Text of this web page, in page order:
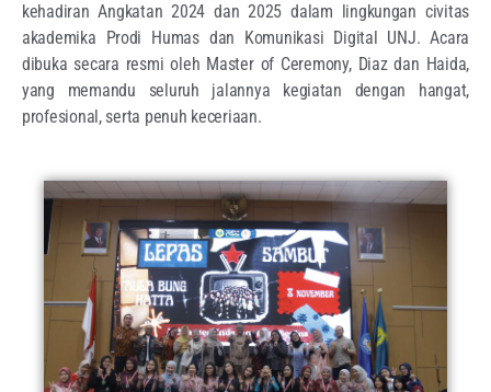
kehadiran Angkatan 2024 dan 2025 dalam lingkungan civitas
akademika Prodi Humas dan Komunikasi Digital UNJ. Acara
dibuka secara resmi oleh Master of Ceremony, Diaz dan Haida,
yang memandu seluruh jalannya kegiatan dengan hangat,
profesional, serta penuh keceriaan.